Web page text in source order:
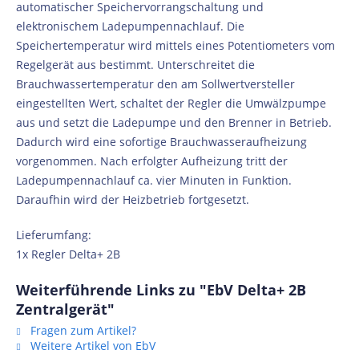
automatischer Speichervorrangschaltung und
elektronischem Ladepumpennachlauf. Die
Speichertemperatur wird mittels eines Potentiometers vom
Regelgerät aus bestimmt. Unterschreitet die
Brauchwassertemperatur den am Sollwertversteller
eingestellten Wert, schaltet der Regler die Umwälzpumpe
aus und setzt die Ladepumpe und den Brenner in Betrieb.
Dadurch wird eine sofortige Brauchwasseraufheizung
vorgenommen. Nach erfolgter Aufheizung tritt der
Ladepumpennachlauf ca. vier Minuten in Funktion.
Daraufhin wird der Heizbetrieb fortgesetzt.
Lieferumfang:
1x Regler Delta+ 2B
Weiterführende Links zu "EbV Delta+ 2B
Zentralgerät"
Fragen zum Artikel?
Weitere Artikel von EbV